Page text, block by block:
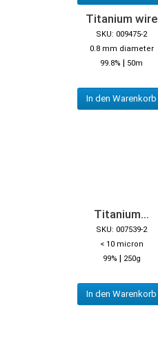
Titanium wire
SKU: 009475-2
0.8 mm diameter
99.8% | 50m
In den Warenkorb
Titanium...
SKU: 007539-2
< 10 micron
99% | 250g
In den Warenkorb